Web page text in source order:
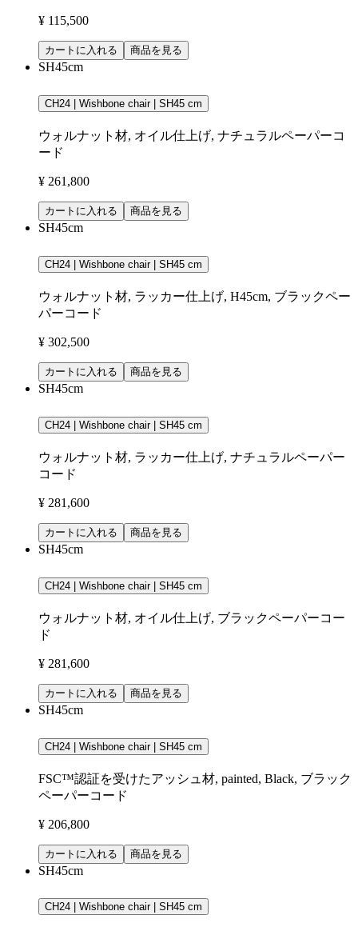
¥ 115,500
カートに入れる 商品を見る
SH45cm
CH24 | Wishbone chair | SH45 cm
ウォルナット材, オイル仕上げ, ナチュラルペーパーコ
ード
¥ 261,800
カートに入れる 商品を見る
SH45cm
CH24 | Wishbone chair | SH45 cm
ウォルナット材, ラッカー仕上げ, H45cm, ブラックペー
パーコード
¥ 302,500
カートに入れる 商品を見る
SH45cm
CH24 | Wishbone chair | SH45 cm
ウォルナット材, ラッカー仕上げ, ナチュラルペーパー
コード
¥ 281,600
カートに入れる 商品を見る
SH45cm
CH24 | Wishbone chair | SH45 cm
ウォルナット材, オイル仕上げ, ブラックペーパーコー
ド
¥ 281,600
カートに入れる 商品を見る
SH45cm
CH24 | Wishbone chair | SH45 cm
FSC™認証を受けたアッシュ材, painted, Black, ブラック
ペーパーコード
¥ 206,800
カートに入れる 商品を見る
SH45cm
CH24 | Wishbone chair | SH45 cm